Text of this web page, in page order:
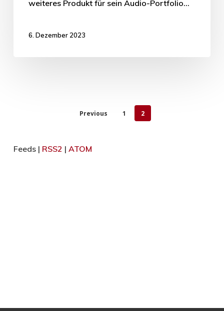
weiteres Produkt für sein Audio-Portfolio…
6. Dezember 2023
Previous 1 2
Feeds | RSS2 | ATOM